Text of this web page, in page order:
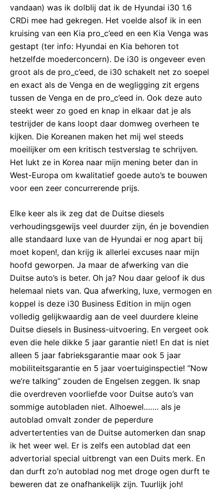
vandaan) was ik dolblij dat ik de Hyundai i30 1.6
CRDi mee had gekregen. Het voelde alsof ik in een
kruising van een Kia pro_c’eed en een Kia Venga was
gestapt (ter info: Hyundai en Kia behoren tot
hetzelfde moederconcern). De i30 is ongeveer even
groot als de pro_c’eed, de i30 schakelt net zo soepel
en exact als de Venga en de wegligging zit ergens
tussen de Venga en de pro_c’eed in. Ook deze auto
steekt weer zo goed en knap in elkaar dat je als
testrijder de kans loopt daar domweg overheen te
kijken. Die Koreanen maken het mij wel steeds
moeilijker om een kritisch testverslag te schrijven.
Het lukt ze in Korea naar mijn mening beter dan in
West-Europa om kwalitatief goede auto’s te bouwen
voor een zeer concurrerende prijs.
Elke keer als ik zeg dat de Duitse diesels
verhoudingsgewijs veel duurder zijn, én je bovendien
alle standaard luxe van de Hyundai er nog apart bij
moet kopen!, dan krijg ik allerlei excuses naar mijn
hoofd geworpen. Ja maar de afwerking van die
Duitse auto’s is beter. Oh ja? Nou daar geloof ik dus
helemaal niets van. Qua afwerking, luxe, vermogen en
koppel is deze i30 Business Edition in mijn ogen
volledig gelijkwaardig aan de veel duurdere kleine
Duitse diesels in Business-uitvoering. En vergeet ook
even die hele dikke 5 jaar garantie niet! En dat is niet
alleen 5 jaar fabrieksgarantie maar ook 5 jaar
mobiliteitsgarantie en 5 jaar voertuiginspectie! “Now
we’re talking” zouden de Engelsen zeggen. Ik snap
die overdreven voorliefde voor Duitse auto’s van
sommige autobladen niet. Alhoewel……. als je
autoblad omvalt zonder de peperdure
advertertenties van de Duitse automerken dan snap
ik het weer wel. Er is zelfs een autoblad dat een
advertorial special uitbrengt van een Duits merk. En
dan durft zo’n autoblad nog met droge ogen durft te
beweren dat ze onafhankelijk zijn. Tuurlijk joh!